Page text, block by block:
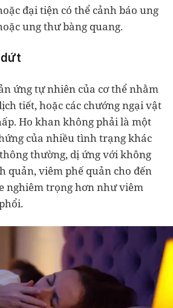
đại tiện có thể cảnh báo ung
ung thư bàng quang.
dứt
ứng tự nhiên của cơ thể nhằm
tiết, hoặc các chướng ngại vật
Ho khan không phải là một
của nhiều tình trạng khác
thường, dị ứng với không
quản, viêm phế quản cho đến
nghiêm trọng hơn như viêm